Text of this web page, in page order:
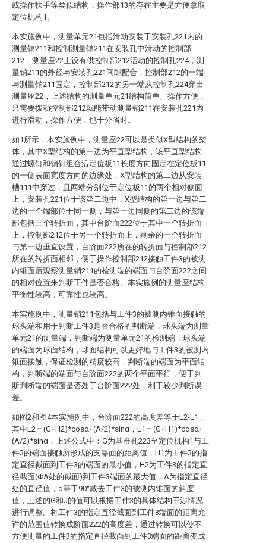
或操作扶手等类似结构，操作部13的存在主要是方便拿取
定位机构1。
本实施例中，测量单元21包括滑动安装于安装孔221内的
测量销211和控制测量销211在安装孔中滑动的控制部
212，测量座22上设有供控制部212活动的控制孔224，测
量销211的外径与安装孔221间隙配合，控制部212的一端
与测量销211固定，控制部212的另一端从控制孔224穿出
测量座22，上述结构的测量单元21结构简单、操作方便，
只需要拨动控制部212就能带动测量销211在安装孔221内
进行滑动，操作方便，也十分省时。
如1所示，本实施例中，测量座22可以是类似X型结构的架
体，其中X型结构的第一边为平直型结构，该平直型结构
通过螺钉和销钉组合沿定位板11长度方向固定在定位板11
的一侧表面宽度方向的边缘处，X型结构的第二边从安装
槽111中穿过，且两端分别位于定位板11的两个相对侧面
上，安装孔221位于该第二边中，X型结构的第一边与第二
边的一个端部位于同一侧，与第一边同侧的第二边的该端
部包括三个转折面，其中台阶面222位于其中一个转折面
上，控制部212位于另一个转折面上，剩余的一个转折面
与第一边垂直设置，台阶面222所在的转折面与控制部212
所在的转折面相邻，便于操作控制部212接触工件3的被测
内锥面后观察测量销211的检测端的端面与台阶面222之间
的相对位置来判断工件是否合格。本实施例的测量座结构
平衡性较高，可靠性也较高。
本实施例中，测量销211包括与工件3的被测内锥面接触的
球头端和用于判断工件3是否合格的判断端，球头端为测量
单元21的测量端，判断端为测量单元21的检测端，球头端
的端面为球面结构，球面结构可以更好地与工件3的被测内
锥面接触，保证检测的精度较高，判断端的端面为平面结
构，判断端的端面与台阶面222的两个平面平行，便于判
断判断端的端面是否处于台阶面222处，利于较少判断误
差。
如图2和图4本实施例中，台阶面222的高度差等于L2-L1，
其中L2＝(G+H2)*cosα+(A/2)*sinα，L1＝(G+H1)*cosα+
(A/2)*sinα，上述公式中：G为基准孔223至定位机构1与工
件3的端面接触所形成的支靠面的距离值，H1为工件3的指
定直径截面到工件3的端面的最小值，H2为工件3的指定直
径截面(ΦA处的截面)到工件3端面的最大值，A为指定直径
处的直径值，α等于90°减去工件3的被测内锥面的斜度
值，上述的G和J的值可以根据工件3的具体结构干涉情况
进行调整。将工件3的指定直径截面到工件3端面的距离允
许的范围值转换成阶面222的高度差，通过转换可以使不
方便测量的工件3的指定直径截面到工件3端面的距离变成